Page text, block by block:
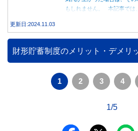
もしれません。 本記事では
更新日:2024.11.03
財形貯蓄制度のメリット・デメリ
1 2 3 4
1/5